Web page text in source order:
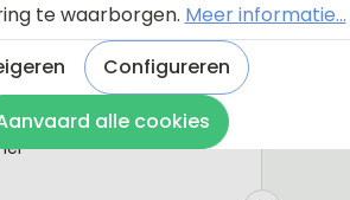
te waarborgen. Meer informatie...
Configureren
alle cookies